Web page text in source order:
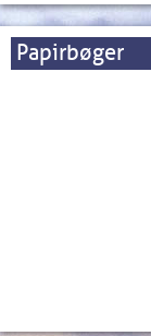
Papirbøger